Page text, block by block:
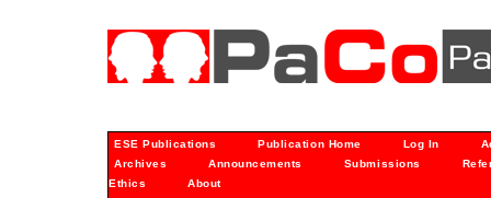
ESE Publications Publication Home Log In
Archives
Announcements Submissions
Ethics
About